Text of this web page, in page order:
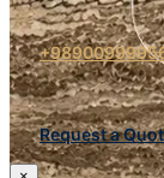
Request a